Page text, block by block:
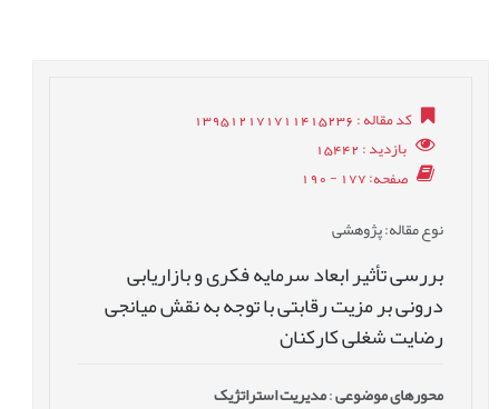
کد مقاله: 139512171711415236
بازدید: 15442
صفحه: 177 - 190
نوع مقاله: پژوهشی
بررسی تأثیر ابعاد سرمایه فکری و بازاریابی
درونی بر مزیت رقابتی با توجه به نقش میانجی
رضایت شغلی کارکنان
محورهای موضوعی:مدیریت استراتژیک